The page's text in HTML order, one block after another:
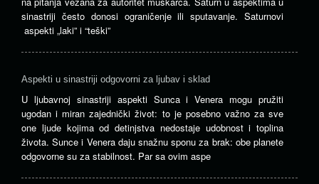
sinastriji često donosi ograničenje ili sputavanje. Saturnovi
aspekti „laki” i “teški”
Aspekti u sinastriji odgovorni za ljubav i sklad
U ljubavnoj sinastriji aspekti Sunca i Venera mogu pružiti
ugodan i miran zajednički život: to je posebno važno za sve
one ljude kojima od detinjstva nedostaje udobnost i toplina
života. Sunce i Venera daju snažnu sponu za brak: obe planete
odgovorne su za stabilnost. Par sa ovim aspe